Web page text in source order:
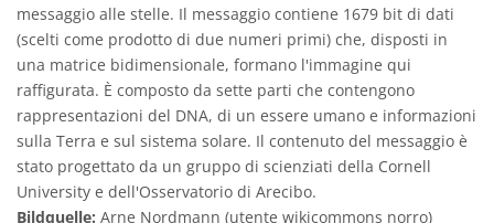
messaggio alle stelle. Il messaggio contiene 1679 bit di dati
(scelti come prodotto di due numeri primi) che, disposti in
una matrice bidimensionale, formano l'immagine qui
raffigurata. È composto da sette parti che contengono
rappresentazioni del DNA, di un essere umano e informazioni
sulla Terra e sul sistema solare. Il contenuto del messaggio è
stato progettato da un gruppo di scienziati della Cornell
University e dell'Osservatorio di Arecibo.
Bildquelle: Arne Nordmann (utente wikicommons norro)